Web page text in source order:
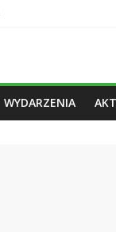
WYDARZENIA